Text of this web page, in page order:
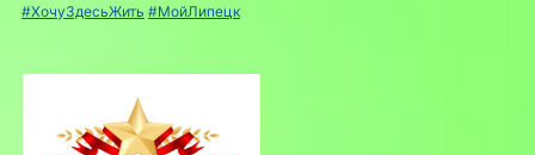
#ХочуЗдесьЖить #МойЛипецк